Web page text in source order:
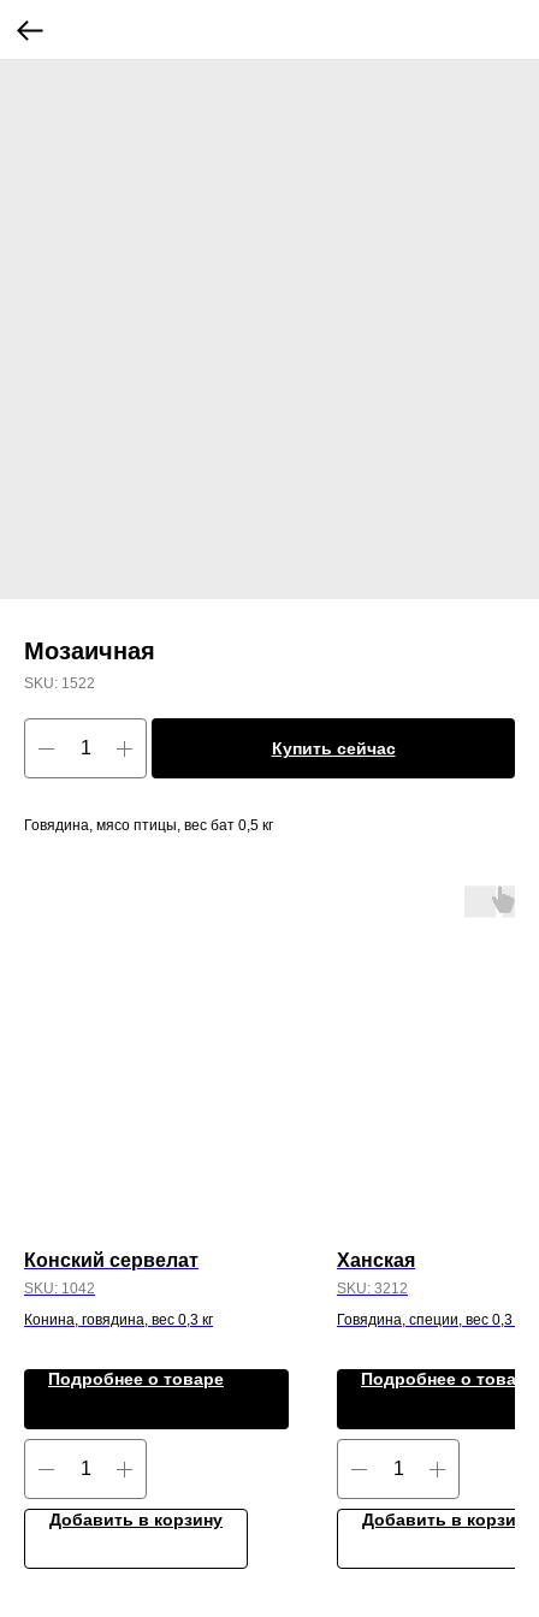
Мозаичная
SKU: 1522
Купить сейчас
Говядина, мясо птицы, вес бат 0,5 кг
Конский сервелат
SKU: 1042
Конина, говядина, вес 0,3 кг
Подробнее о товаре
Добавить в корзину
Ханская
SKU: 3212
Говядина, специи, вес 0,3 кг
Подробнее о товаре
Добавить в корзину